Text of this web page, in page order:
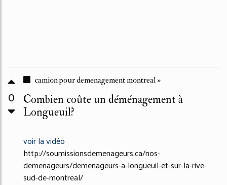
0
camion pour demenagement montreal »
Combien coûte un déménagement à
Longueuil?
voir la vidéo
http://soumissionsdemenageurs.ca/nos-
demenageurs/demenageurs-a-longueuil-et-sur-la-rive-
sud-de-montreal/